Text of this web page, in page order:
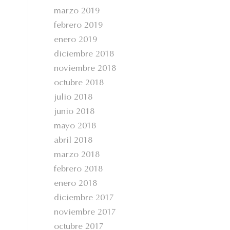
marzo 2019
febrero 2019
enero 2019
diciembre 2018
noviembre 2018
octubre 2018
julio 2018
junio 2018
mayo 2018
abril 2018
marzo 2018
febrero 2018
enero 2018
diciembre 2017
noviembre 2017
octubre 2017